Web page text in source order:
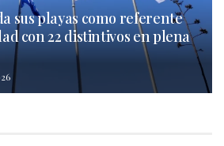
sus playas como referente
con 22 distintivos en plena